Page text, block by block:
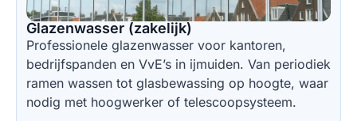
Glazenwasser (zakelijk)
Professionele glazenwasser voor kantoren,
bedrijfspanden en VvE’s in ijmuiden. Van periodiek
ramen wassen tot glasbewassing op hoogte, waar
nodig met hoogwerker of telescoopsysteem.